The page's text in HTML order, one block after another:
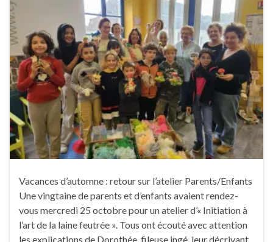
Vacances d’automne : retour sur l’atelier Parents/Enfants
Une vingtaine de parents et d’enfants avaient rendez-
vous mercredi 25 octobre pour un atelier d’« Initiation à
l’art de la laine feutrée ». Tous ont écouté avec attention
les explications de Dorothée, fileuse ingé, leur décrivant